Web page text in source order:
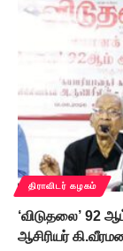
திராவிடர் கழகம்
‘விடுதலை’ 92
ஆசிரியர்